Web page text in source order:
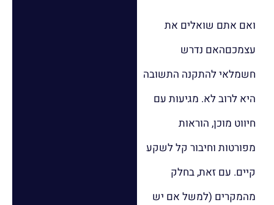
ואם אתם שואלים את
עצמכםהאם נדרש
חשמלאי להתקנה התשובה
היא לרוב לא. מגיעות עם
חיווט מוכן, הוראות
מפורטות וחיבור קל לשקע
קיים. עם זאת, בחלק
מהמקרים (למשל אם יש